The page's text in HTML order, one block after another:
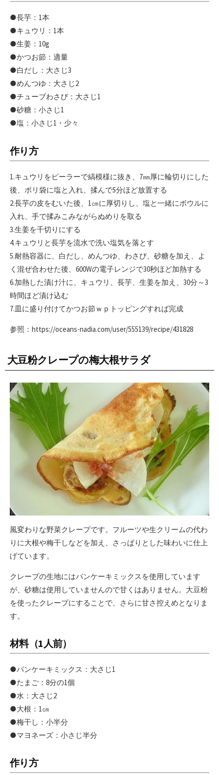
●長芋：1本
●キュウリ：1本
●生姜：10g
●かつお節：適量
●白だし：大さじ3
●めんつゆ：大さじ2
●チューブわさび：大さじ1
●砂糖：小さじ1
●塩：小さじ1・少々
作り方
1.キュウリをピーラーで縞模様に抜き、7㎜厚に輪切りにした
後、ポリ袋に塩と入れ、揉んで5分ほど放置する
2.長芋の皮をむいた後、1㎝に厚切りし、塩と一緒にボウルに
入れ、手で揉みこみながらぬめりを取る
3.生姜を千切りにする
4.キュウリと長芋を流水で洗い塩気を落とす
5.耐熱容器に、白だし、めんつゆ、わさび、砂糖を加え、よ
く混ぜ合わせた後、600Wの電子レンジで30秒ほど加熱する
6.加熱した漬け汁に、キュウリ、長芋、生姜を加え、30分～3
時間ほど漬け込む
7.皿に盛り付けてかつお節ｗｐトッピングすれば完成
参照：https://oceans-nadia.com/user/555139/recipe/431828
大豆粉クレープの梅大根サラダ
風変わりな野菜クレープです。フルーツや生クリームの代わ
りに大根や梅干しなどを加え、さっぱりとした味わいに仕上
げています。
クレープの生地にはパンケーキミックスを使用しています
が、砂糖は使用していませんので甘くはありません。大豆粉
を使ったクレープにすることで、さらに甘さ控えめとなりま
す。
材料（1人前）
●パンケーキミックス：大さじ1
●たまご：8分の1個
●水：大さじ2
●大根：1㎝
●梅干し：小半分
●マヨネーズ：小さじ半分
作り方